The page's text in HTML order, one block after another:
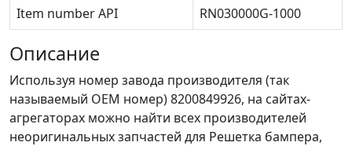
Item number API
RN030000G-1000
Описание
Используя номер завода производителя (так
называемый ОЕМ номер) 8200849926, на сайтах-
агрегаторах можно найти всех производителей
неоригинальных запчастей для Решетка бампера,